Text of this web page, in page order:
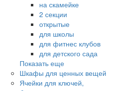
на скамейке
2 секции
открытые
для школы
для фитнес клубов
для детского сада
Показать еще
Шкафы для ценных вещей
Ячейки для ключей,